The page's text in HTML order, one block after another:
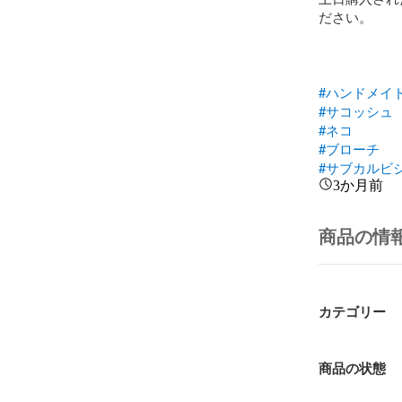
ださい。
#ハンドメイ
#サコッシュ
#ネコ
#ブローチ
#サブカルビ
3か月前
商品の情
カテゴリー
商品の状態